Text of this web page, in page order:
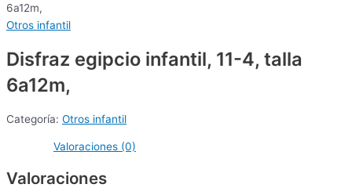
6a12m,
Otros infantil
Disfraz egipcio infantil, 11-4, talla
6a12m,
Categoría: Otros infantil
Valoraciones (0)
Valoraciones